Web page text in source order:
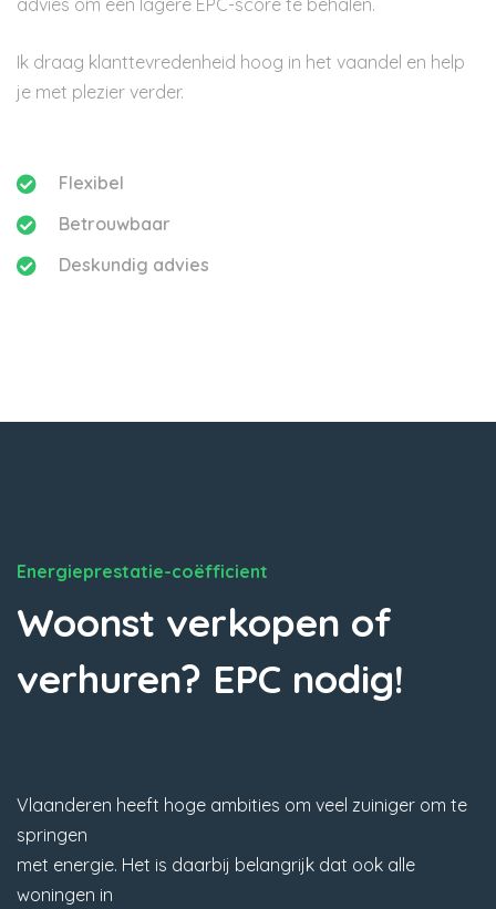
advies om een lagere EPC-score te behalen.
Ik draag klanttevredenheid hoog in het vaandel en help
je met plezier verder.
Flexibel
Betrouwbaar
Deskundig advies
Energieprestatie-coëfficient
Woonst verkopen of
verhuren? EPC nodig!
Vlaanderen heeft hoge ambities om veel zuiniger om te
springen
met energie. Het is daarbij belangrijk dat ook alle
woningen in